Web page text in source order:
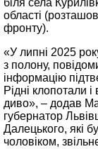
біля села
області
фронту).
«У липні 2025
з полону,
інформацію
Рідні клопотали
диво», – додав
губернатор
Далецького, які
чоловіком,